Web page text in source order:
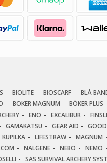
BIOLITE BIOSCARF BLÅ
BÖKER MAGNUM BÖKER PLUS
ENO EXCALIBUR
GAMAKATSU GEAR AID
KUPILKA LIFESTRAW MAGNUM
NALGENE NEBO NEMO
SAS SURVIVAL ARCHERY